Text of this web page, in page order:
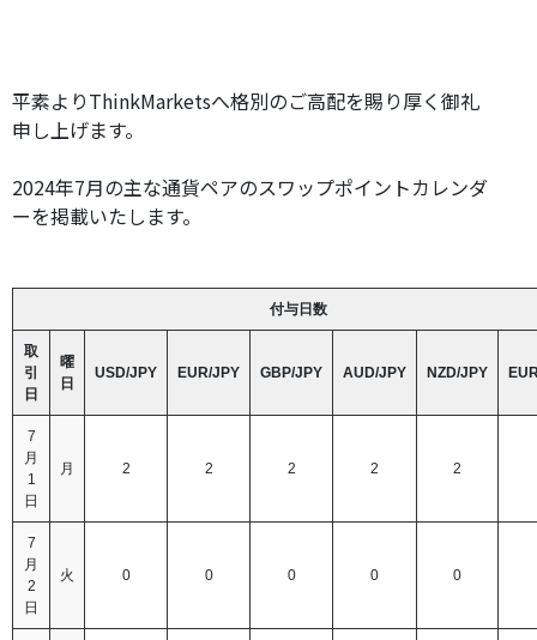
平素よりThinkMarketsへ格別のご高配を賜り厚く御礼
申し上げます。
2024年7月の主な通貨ペアのスワップポイントカレンダ
ーを掲載いたします。
付与日数
取
引
日
曜
日
USD/JPY EUR/JPY GBP/JPY AUD/JPY NZD/JPY
7
月
1
日
月 2 2 2 2 2
7
月
2
日
火 0 0 0 0 0